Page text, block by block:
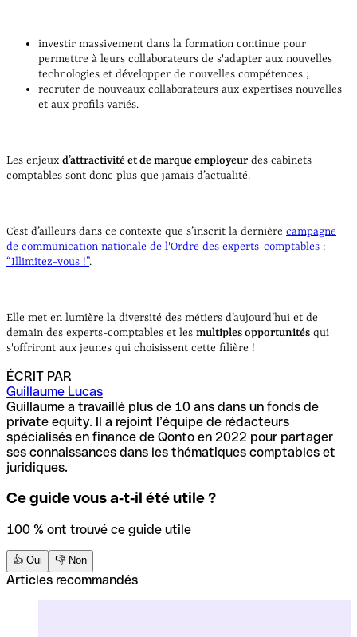
investir massivement dans la formation continue pour
permettre à leurs collaborateurs de s'adapter aux nouvelles
technologies et développer de nouvelles compétences ;
recruter de nouveaux collaborateurs aux expertises nouvelles
et aux profils variés.
Les enjeux d’attractivité et de marque employeur des cabinets
comptables sont donc plus que jamais d’actualité.
C’est d’ailleurs dans ce contexte que s’inscrit la dernière campagne
de communication nationale de l'Ordre des experts-comptables :
“Illimitez-vous !”.
Elle met en lumière la diversité des métiers d’aujourd’hui et de
demain des experts-comptables et les multiples opportunités qui
s'offriront aux jeunes qui choisissent cette filière !
ÉCRIT PAR
Guillaume Lucas
Guillaume a travaillé plus de 10 ans dans un fonds de
private equity. Il a rejoint l’équipe de rédacteurs
spécialisés en finance de Qonto en 2022 pour partager
ses connaissances dans les thématiques comptables et
juridiques.
Ce guide vous a‑t‑il été utile ?
100 % ont trouvé ce guide utile
👍 Oui 👎 Non
Articles recommandés